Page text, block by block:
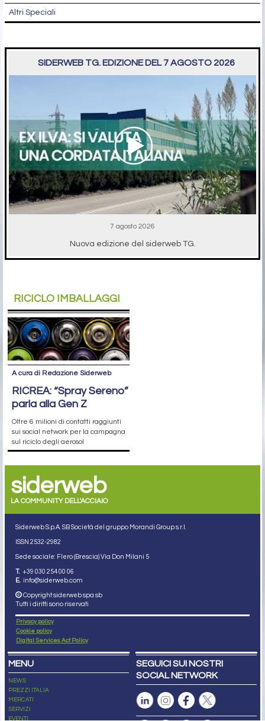
Altri Speciali
SIDERWEB TG. EDIZIONE DEL 7 AGOSTO 2026
7 agosto 2026
Nuova edizione del siderweb TG.
RICICLO IMBALLAGGI
A cura di Redazione Siderweb
RICREA: “Spray Sereno”
parla alla Gen Z
Oltre 6 milioni di contatti raggiunti
sui social network per la campagna
sul riciclo degli aerosol
siderweb
LA COMMUNITY DELL'ACCIAIO
Siderweb S.p.A. SB Società del gruppo Morandi Group s.r.l.
ISSN 2532-2982
Sede sociale: Flero (Brescia) Via Don Milani 5
T. +39 030 254 00 06
E. info@siderweb.com
Copyright siderweb spa sb
Tutti i diritti sono riservati
Privacy policy
Cookie policy
Digital Services Act Policy
MENU
NEWS
PREZZI ITALIA
MERCATI
SERVIZI
EVENTI
SEGUICI SUI NOSTRI
SOCIAL NETWORK